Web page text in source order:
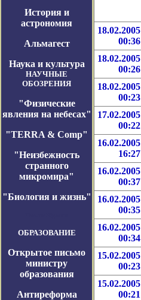
История и
астрономия
Альмагест
Наука и культура
НАУЧНЫЕ
ОБОЗРЕНИЯ
"Физические
явления на небесах"
"TERRA & Comp"
"Неизбежность
странного
микромира"
"Биология и жизнь"
ОБРАЗОВАНИЕ
Открытое письмо
министру
образования
Антиреформа
18.02.2005
00:36
18.02.2005
00:26
18.02.2005
00:23
17.02.2005
00:22
16.02.2005
16:27
16.02.2005
00:37
16.02.2005
00:35
16.02.2005
00:34
15.02.2005
00:23
15.02.2005
00:21